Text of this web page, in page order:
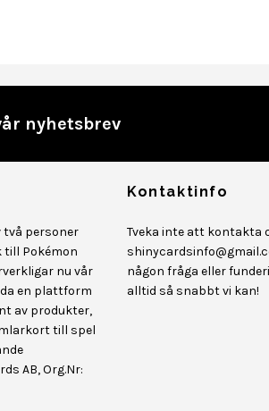
nyhetsbrev
två personer
till Pokémon
nu vår
en plattform
av produkter,
till spel
AB, Org.Nr:
Kontaktinfo
Tveka inte att kontakta
någon fråga eller
alltid så snabbt vi kan!